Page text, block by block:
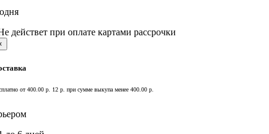
действет при оплате картами рассрочки
от 400.00 р. 12 р. при сумме выкупа менее 400.00 р.